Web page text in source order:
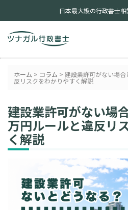
日本最大級の行政書士
ホーム > コラム > 建設業許可がない場
反リスクをわかりやすく解説
建設業許可がない場
万円ルールと違反リ
く解説